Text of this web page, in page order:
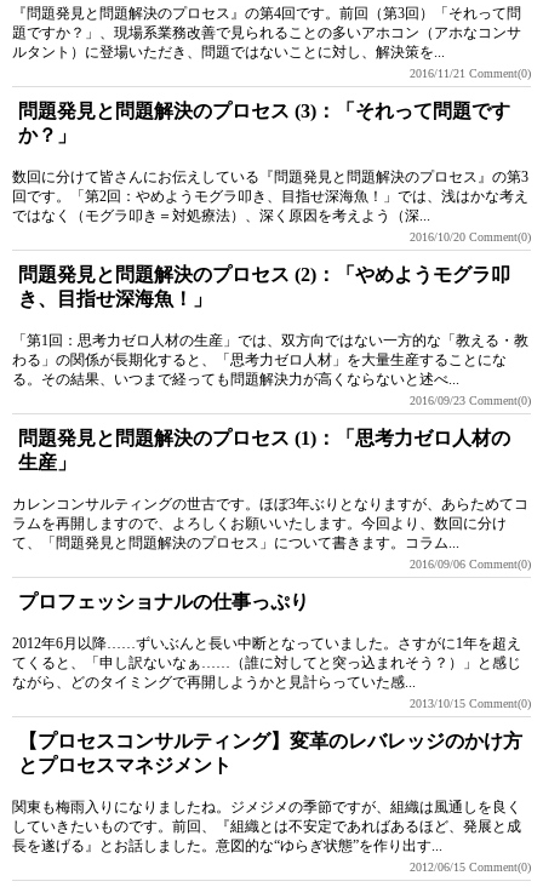
『問題発見と問題解決のプロセス』の第4回です。前回（第3回）「それって問
題ですか？」、現場系業務改善で見られることの多いアホコン（アホなコンサ
ルタント）に登場いただき、問題ではないことに対し、解決策を...
2016/11/21 Comment(0)
問題発見と問題解決のプロセス (3)：「それって問題です
か？」
数回に分けて皆さんにお伝えしている『問題発見と問題解決のプロセス』の第3
回です。「第2回：やめようモグラ叩き、目指せ深海魚！」では、浅はかな考え
ではなく（モグラ叩き＝対処療法）、深く原因を考えよう（深...
2016/10/20 Comment(0)
問題発見と問題解決のプロセス (2)：「やめようモグラ叩
き、目指せ深海魚！」
「第1回：思考力ゼロ人材の生産」では、双方向ではない一方的な「教える・教
わる」の関係が長期化すると、「思考力ゼロ人材」を大量生産することにな
る。その結果、いつまで経っても問題解決力が高くならないと述べ...
2016/09/23 Comment(0)
問題発見と問題解決のプロセス (1)：「思考力ゼロ人材の
生産」
カレンコンサルティングの世古です。ほぼ3年ぶりとなりますが、あらためてコ
ラムを再開しますので、よろしくお願いいたします。今回より、数回に分け
て、「問題発見と問題解決のプロセス」について書きます。コラム...
2016/09/06 Comment(0)
プロフェッショナルの仕事っぷり
2012年6月以降……ずいぶんと長い中断となっていました。さすがに1年を超え
てくると、「申し訳ないなぁ……（誰に対してと突っ込まれそう？）」と感じ
ながら、どのタイミングで再開しようかと見計らっていた感...
2013/10/15 Comment(0)
【プロセスコンサルティング】変革のレバレッジのかけ方
とプロセスマネジメント
関東も梅雨入りになりましたね。ジメジメの季節ですが、組織は風通しを良く
していきたいものです。前回、『組織とは不安定であればあるほど、発展と成
長を遂げる』とお話しました。意図的な“ゆらぎ状態”を作り出す...
2012/06/15 Comment(0)